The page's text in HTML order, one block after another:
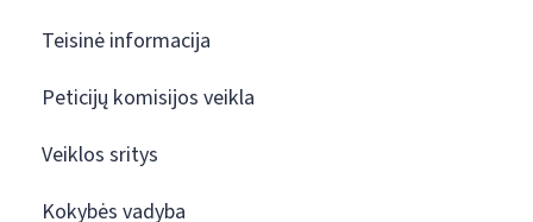
Teisinė informacija
Peticijų komisijos veikla
Veiklos sritys
Kokybės vadyba